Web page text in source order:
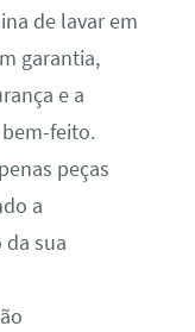
de lavar em
garantia,
e a
feito.
peças
a
sua